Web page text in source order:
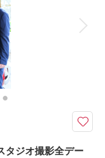
技術
ティフォト
タジオ撮影全デー